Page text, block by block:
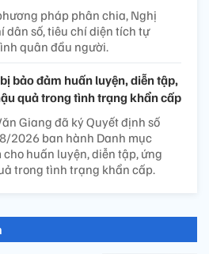
pháp phân chia, Nghị
dân số, tiêu chí diện tích tự
quân đầu người.
bảo đảm huấn luyện, diễn tập,
quả trong tình trạng khẩn cấp
Giang đã ký Quyết định số
2026 ban hành Danh mục
huấn luyện, diễn tập, ứng
trong tình trạng khẩn cấp.